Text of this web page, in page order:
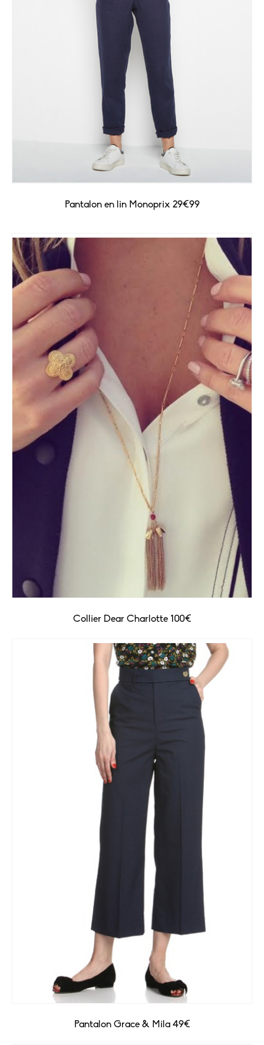
Pantalon en lin Monoprix 29€99
Collier Dear Charlotte 100€
Pantalon Grace & Mila 49€
This popup will close in:
MODE, BEAUTÉ, DÉCO,
LIFESTYLE
Inspirations, style et sélections
shopping
directement dans votre boite
aux lettres !
FERMER